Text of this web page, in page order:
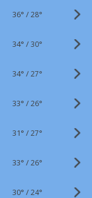
36° /28°
34° /30°
34° /27°
33° /26°
31° /27°
33° /26°
30° /24°